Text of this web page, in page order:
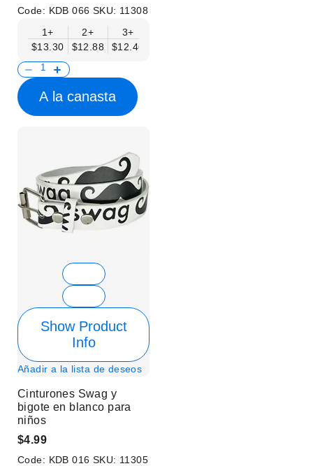
Code: KDB 066 SKU: 11308
1+
$13.30
2+
$12.88
3+
$12.46
A la canasta
Show Product
Info
Añadir a la lista de deseos
Cinturones Swag y
bigote en blanco para
niños
$4.99
Code: KDB 016 SKU: 11305